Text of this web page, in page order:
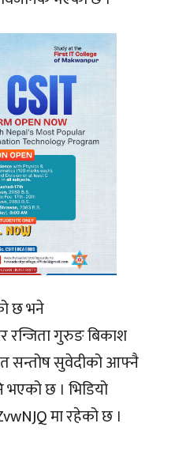
छ भने
रन्जिता गुरुङ बिकाश
सन्तोष सुवेदीको आफ्नै
छ । भिडियो
मा रहेको छ ।